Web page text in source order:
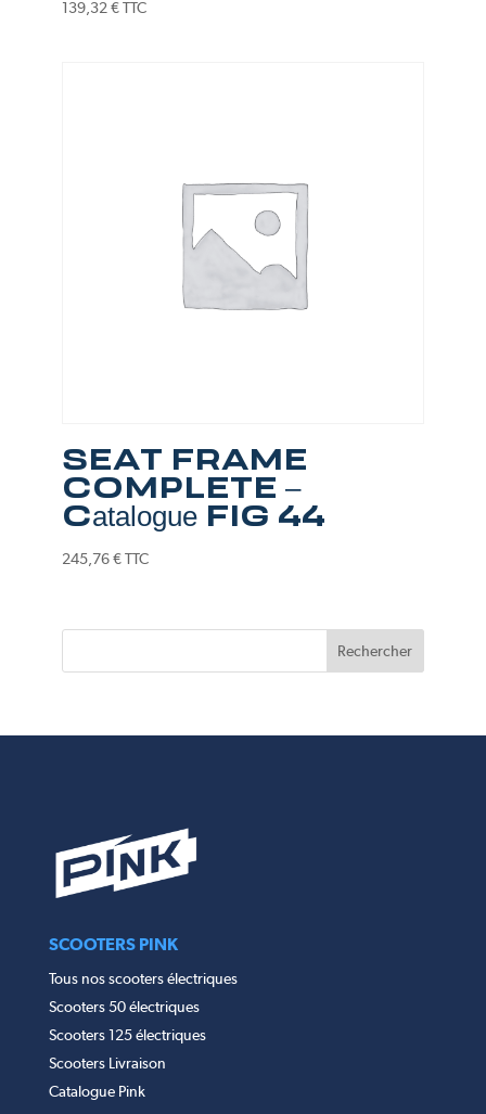
139,32 € TTC
SEAT FRAME
COMPLETE –
Catalogue FIG 44
245,76€ TTC
SCOOTERS PINK
Tous nos scooters électriques
Scooters 50 électriques
Scooters 125 électriques
Scooters Livraison
Catalogue Pink